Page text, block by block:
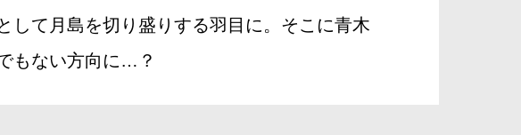
して月島を切り盛りする羽目に。そこに青木
もない方向に…？